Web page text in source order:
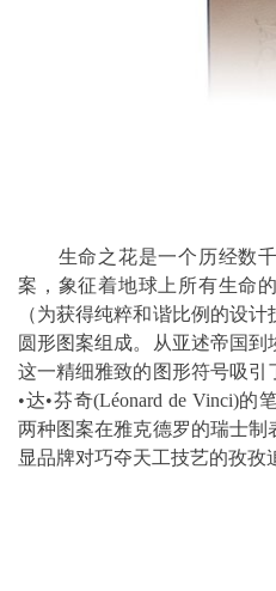
生命之花是一个历经数千
案，象征着地球上所有生命
（为获得纯粹和谐比例的设
圆形图案组成。从亚述帝国到
这一精细雅致的图形符号吸
•达•芬奇(Léonard de Vinci)
两种图案在雅克德罗的瑞士
显品牌对巧夺天工技艺的孜孜